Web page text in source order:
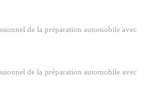
de la préparation automobile avec
de la préparation automobile avec